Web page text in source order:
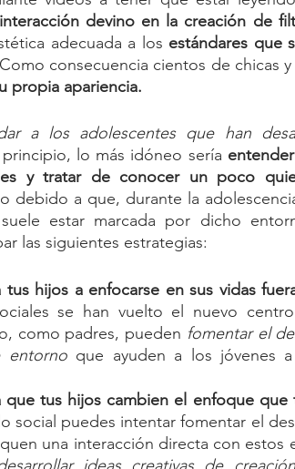
devino en la creación de
adecuada a los estándares que
Como consecuencia cientos de chicas
propia apariencia.
a los adolescentes que han
lo más idóneo sería
y tratar de conocer un poco
debido a que, durante la
estar marcada por dicho
las siguientes estrategias:
tus hijos a enfocarse en sus vidas
se han vuelto el nuevo
como padres, pueden fomentar el
entorno que ayuden a los jóvenes
que tus hijos cambien el enfoque que
social puedes intentar fomentar el
una interacción directa con estos